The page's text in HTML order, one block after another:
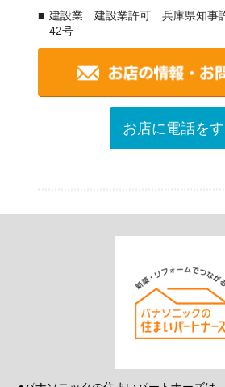
建設業 建設業許可 兵庫県知事
42号
お店に電話を